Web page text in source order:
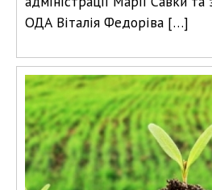
ОДА Віталія Федоріва […]